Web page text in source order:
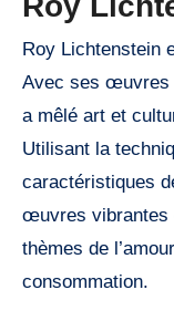
Roy Lichtenstein
Avec ses œuvres
a mêlé art et
Utilisant la
caractéristiques
œuvres vibrantes
thèmes de
consommation.